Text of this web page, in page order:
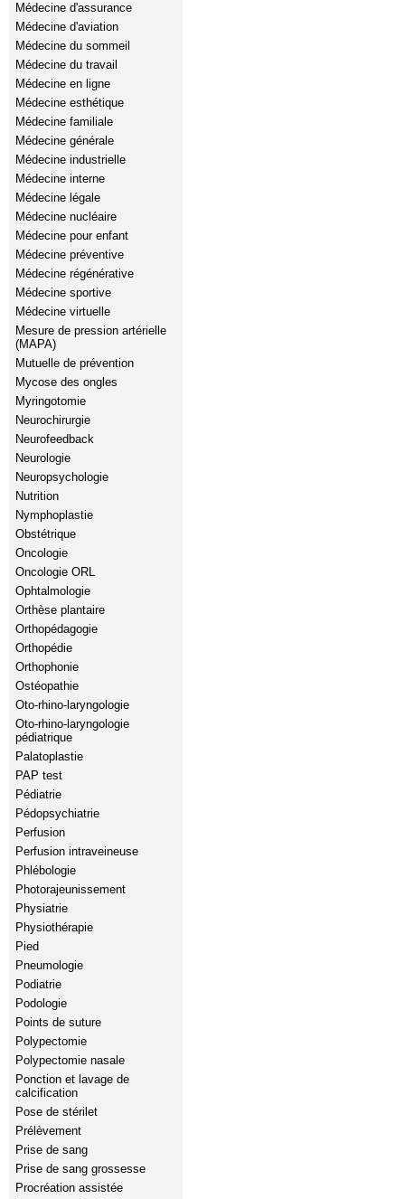
Médecine d'assurance
Médecine d'aviation
Médecine du sommeil
Médecine du travail
Médecine en ligne
Médecine esthétique
Médecine familiale
Médecine générale
Médecine industrielle
Médecine interne
Médecine légale
Médecine nucléaire
Médecine pour enfant
Médecine préventive
Médecine régénérative
Médecine sportive
Médecine virtuelle
Mesure de pression artérielle
(MAPA)
Mutuelle de prévention
Mycose des ongles
Myringotomie
Neurochirurgie
Neurofeedback
Neurologie
Neuropsychologie
Nutrition
Nymphoplastie
Obstétrique
Oncologie
Oncologie ORL
Ophtalmologie
Orthèse plantaire
Orthopédagogie
Orthopédie
Orthophonie
Ostéopathie
Oto-rhino-laryngologie
Oto-rhino-laryngologie
pédiatrique
Palatoplastie
PAP test
Pédiatrie
Pédopsychiatrie
Perfusion
Perfusion intraveineuse
Phlébologie
Photorajeunissement
Physiatrie
Physiothérapie
Pied
Pneumologie
Podiatrie
Podologie
Points de suture
Polypectomie
Polypectomie nasale
Ponction et lavage de
calcification
Pose de stérilet
Prélèvement
Prise de sang
Prise de sang grossesse
Procréation assistée